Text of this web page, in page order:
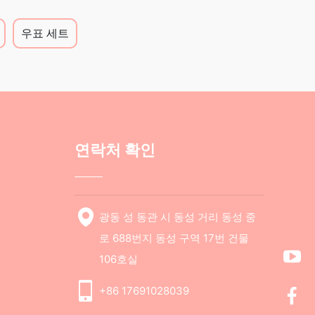
우표 세트
연락처 확인
광동 성 동관 시 동성 거리 동성 중
로 688번지 동성 구역 17번 건물
106호실
+86 17691028039